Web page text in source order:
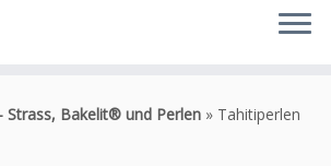
Strass, Bakelit® und Perlen » Tahitiperlen